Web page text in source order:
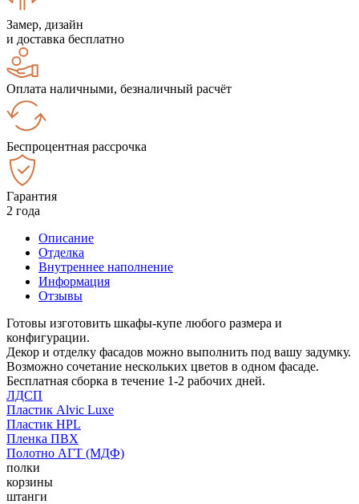
Замер, дизайн
и доставка бесплатно
Оплата наличными, безналичный расчёт
Беспроцентная рассрочка
Гарантия
2 года
Описание
Отделка
Внутреннее наполнение
Информация
Отзывы
Готовы изготовить шкафы-купе любого размера и
конфигурации.
Декор и отделку фасадов можно выполнить под вашу задумку.
Возможно сочетание нескольких цветов в одном фасаде.
Бесплатная сборка в течение 1-2 рабочих дней.
ЛДСП
Пластик Alvic Luxe
Пластик HPL
Пленка ПВХ
Полотно АГТ (МДФ)
полки
корзины
штанги